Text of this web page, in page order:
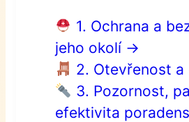
1. Ochrana a
jeho okolí →
2. Otevřenost
3. Pozornost,
efektivita